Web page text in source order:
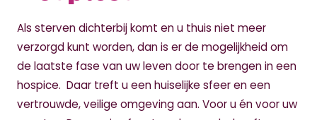
Als sterven dichterbij komt en u thuis niet meer
verzorgd kunt worden, dan is er de mogelijkheid om
de laatste fase van uw leven door te brengen in een
hospice. Daar treft u een huiselijke sfeer en een
vertrouwde, veilige omgeving aan. Voor u én voor uw